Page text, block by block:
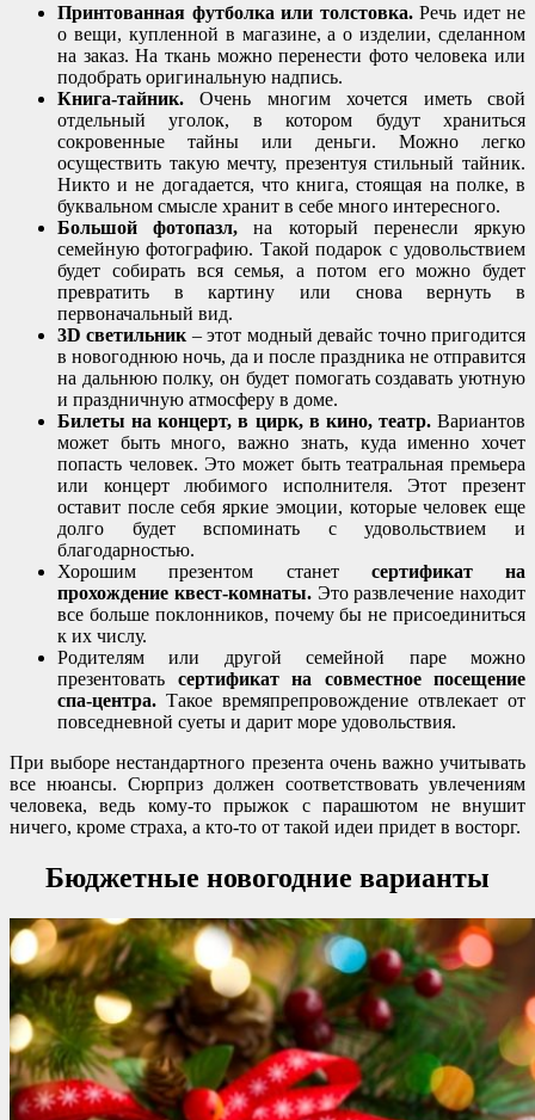
Принтованная футболка или толстовка.Речь идет не
о вещи, купленной в магазине, а о изделии, сделанном
на заказ. На ткань можно перенести фото человека или
подобрать оригинальную надпись.
Книга-тайник. Очень многим хочется иметь свой
отдельный уголок, в котором будут храниться
сокровенные тайны или деньги. Можно легко
осуществить такую мечту, презентуя стильный тайник.
Никто и не догадается, что книга, стоящая на полке, в
буквальном смысле хранит в себе много интересного.
Большой фотопазл, на который перенесли яркую
семейную фотографию. Такой подарок с удовольствием
будет собирать вся семья, а потом его можно будет
превратить в картину или снова вернуть в
первоначальный вид.
3D светильник – этот модный девайс точно пригодится
в новогоднюю ночь, да и после праздника не отправится
на дальнюю полку, он будет помогать создавать уютную
и праздничную атмосферу в доме.
Билеты на концерт, в цирк, в кино, театр.Вариантов
может быть много, важно знать, куда именно хочет
попасть человек. Это может быть театральная премьера
или концерт любимого исполнителя. Этот презент
оставит после себя яркие эмоции, которые человек еще
долго будет вспоминать с удовольствием и
благодарностью.
Хорошим презентом станет сертификат на
прохождение квест-комнаты.Это развлечение находит
все больше поклонников, почему бы не присоединиться
к их числу.
Родителям или другой семейной паре можно
презентовать сертификат на совместное посещение
спа-центра. Такое времяпрепровождение отвлекает от
повседневной суеты и дарит море удовольствия.
При выборе нестандартного презента очень важно учитывать
все нюансы. Сюрприз должен соответствовать увлечениям
человека, ведь кому-то прыжок с парашютом не внушит
ничего, кроме страха, а кто-то от такой идеи придет в восторг.
Бюджетные новогодние варианты